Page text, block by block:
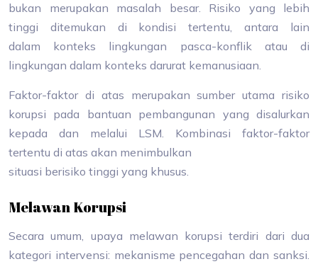
bukan merupakan masalah besar. Risiko yang lebih
tinggi ditemukan di kondisi tertentu, antara lain
dalam konteks lingkungan pasca-konflik atau di
lingkungan dalam konteks darurat kemanusiaan.
Faktor-faktor di atas merupakan sumber utama risiko
korupsi pada bantuan pembangunan yang disalurkan
kepada dan melalui LSM. Kombinasi faktor-faktor
tertentu di atas akan menimbulkan
situasi berisiko tinggi yang khusus.
Melawan Korupsi
Secara umum, upaya melawan korupsi terdiri dari dua
kategori intervensi: mekanisme pencegahan dan sanksi.